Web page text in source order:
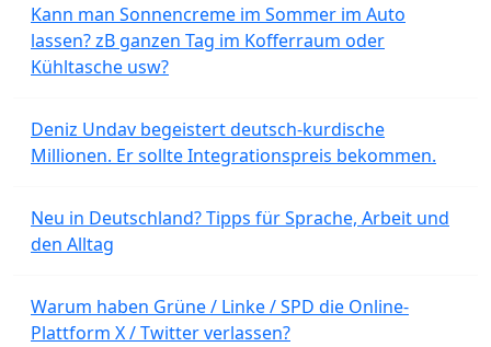
Kann man Sonnencreme im Sommer im Auto
lassen? zB ganzen Tag im Kofferraum oder
Kühltasche usw?
Deniz Undav begeistert deutsch-kurdische
Millionen. Er sollte Integrationspreis bekommen.
Neu in Deutschland? Tipps für Sprache, Arbeit und
den Alltag
Warum haben Grüne / Linke / SPD die Online-
Plattform X / Twitter verlassen?